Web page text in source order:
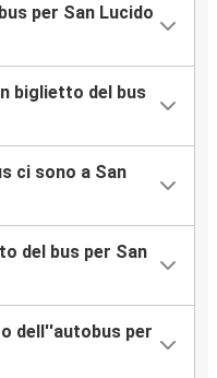
per San Lucido
biglietto del bus
ci sono a San
del bus per San
dell''autobus per